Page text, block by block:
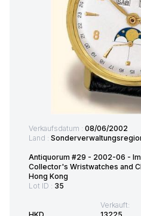
Verkaufsdatum : 08/06/2002
Land :
Antiquorum #29 - 2002-06 -
Collector's Wristwatches and
Hong Kong
Lot ID : 35
Verkauft: